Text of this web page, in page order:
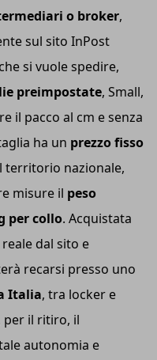
o broker,
sul sito InPost
si vuole spedire,
preimpostate, Small,
il pacco al cm e senza
ha un prezzo fisso
territorio nazionale,
misure il peso
per collo. Acquistata
dal sito e
recarsi presso uno
Italia, tra locker e
per il ritiro, il
autonomia e